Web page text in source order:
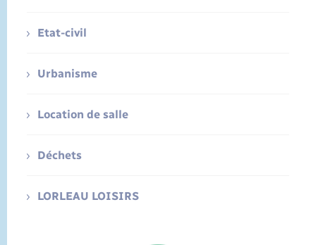
Etat-civil
Urbanisme
Location de salle
Déchets
LORLEAU LOISIRS